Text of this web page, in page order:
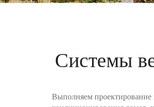
Системы
Выполняем